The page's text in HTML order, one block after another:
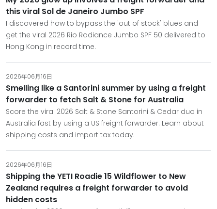
this viral Sol de Janeiro Jumbo SPF
I discovered how to bypass the 'out of stock' blues and
get the viral 2026 Rio Radiance Jumbo SPF 50 delivered to
Hong Kong in record time.
2026年06月16日
Smelling like a Santorini summer by using a freight
forwarder to fetch Salt & Stone for Australia
Score the viral 2026 Salt & Stone Santorini & Cedar duo in
Australia fast by using a US freight forwarder. Learn about
shipping costs and import tax today.
2026年06月16日
Shipping the YETI Roadie 15 Wildflower to New
Zealand requires a freight forwarder to avoid
hidden costs